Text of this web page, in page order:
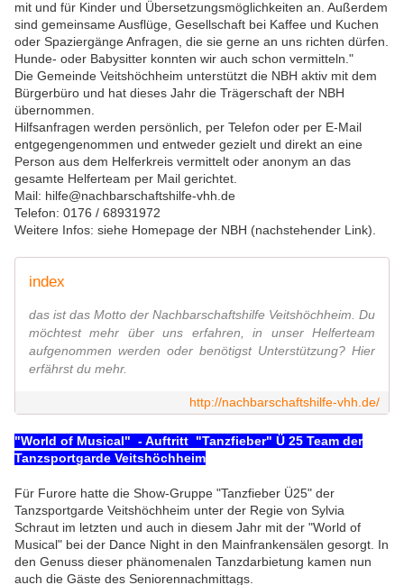
mit und für Kinder und Übersetzungsmöglichkeiten an. Außerdem
sind gemeinsame Ausflüge, Gesellschaft bei Kaffee und Kuchen
oder Spaziergänge Anfragen, die sie gerne an uns richten dürfen.
Hunde- oder Babysitter konnten wir auch schon vermitteln."
Die Gemeinde Veitshöchheim unterstützt die NBH aktiv mit dem
Bürgerbüro und hat dieses Jahr die Trägerschaft der NBH
übernommen.
Hilfsanfragen werden persönlich, per Telefon oder per E-Mail
entgegengenommen und entweder gezielt und direkt an eine
Person aus dem Helferkreis vermittelt oder anonym an das
gesamte Helferteam per Mail gerichtet.
Mail: hilfe@nachbarschaftshilfe-vhh. de
Telefon: 0176 / 68931972
Weitere Infos: siehe Homepage der NBH (nachstehender Link).
index
das ist das Motto der Nachbarschaftshilfe Veitshöchheim. Du
möchtest mehr über uns erfahren, in unser Helferteam
aufgenommen werden oder benötigst Unterstützung? Hier
erfährst du mehr.
http://nachbarschaftshilfe-vhh.de/
"World of Musical" - Auftritt "Tanzfieber" Ü 25 Team der
Tanzsportgarde Veitshöchheim
Für Furore hatte die Show-Gruppe "Tanzfieber Ü25" der
Tanzsportgarde Veitshöchheim unter der Regie von Sylvia
Schraut im letzten und auch in diesem Jahr mit der "World of
Musical" bei der Dance Night in den Mainfrankensälen gesorgt. In
den Genuss dieser phänomenalen Tanzdarbietung kamen nun
auch die Gäste des Seniorennachmittags.